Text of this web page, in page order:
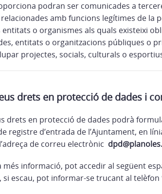
podran ser comunicades a
amb funcions legítimes de la
entitats o organismes als quals existeixi
entitats o organitzacions públiques o
projectes, socials, culturals o
drets en protecció de dades i
drets en protecció de dades podrà
registre d’entrada de l’Ajuntament, en
de correu electrònic
més informació, pot accedir al següent
si escau, pot informar-se trucant al telèfon